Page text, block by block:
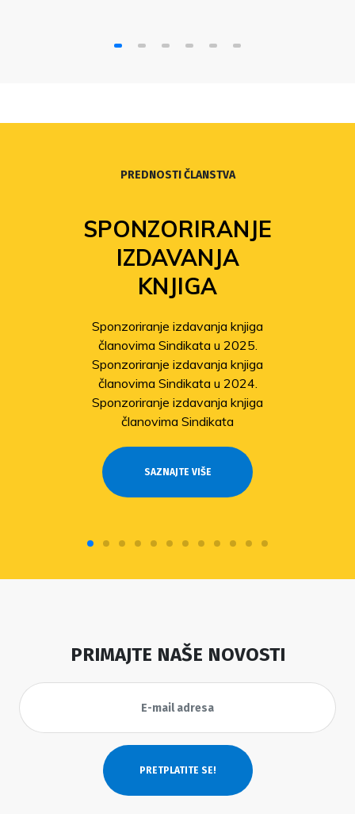
PREDNOSTI ČLANSTVA
SPONZORIRANJE
IZDAVANJA
KNJIGA
Sponzoriranje izdavanja knjiga
članovima Sindikata u 2025.
Sponzoriranje izdavanja knjiga
članovima Sindikata u 2024.
Sponzoriranje izdavanja knjiga
članovima Sindikata
SAZNAJTE VIŠE
PRIMAJTE NAŠE NOVOSTI